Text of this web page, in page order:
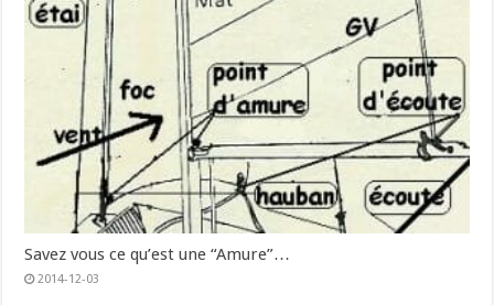
Savez vous ce qu’est une “Amure”…
2014-12-03